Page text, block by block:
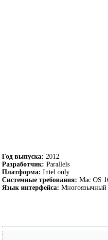
Год выпуска: 2012
Разработчик: Parallels
Платформа: Intel only
Системные требования: Mac OS
Язык интерфейса: Многоязычный